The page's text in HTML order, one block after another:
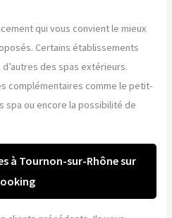
qui vous convient le mieux
Certains établissements
des spas extérieurs.
complémentaires comme le petit-
spa ou encore la possibilité de
à Tournon-sur-Rhône sur